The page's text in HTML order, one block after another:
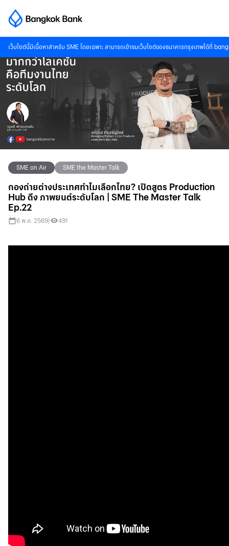
เว็บไซต์นี้มีเนื้อหาสำหรับ SME โดยเฉพาะ สามารถเข้าชมเว็บไซต์ของธนาคารกรุงเทพได้ที่
SME on Air SME the Master Talk
กองถ่ายต่างประเทศทำไมเลือกไทย? เปิดสูตร Production
Hub ดึง ภาพยนต์ระดับโลก | SME The Master Talk
Ep.22
6 พ.ค. 2569 491